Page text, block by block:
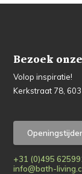
Bezoek
Volop inspiratie!
Kerkstraat 78,
+31 (0)495
info@bath-